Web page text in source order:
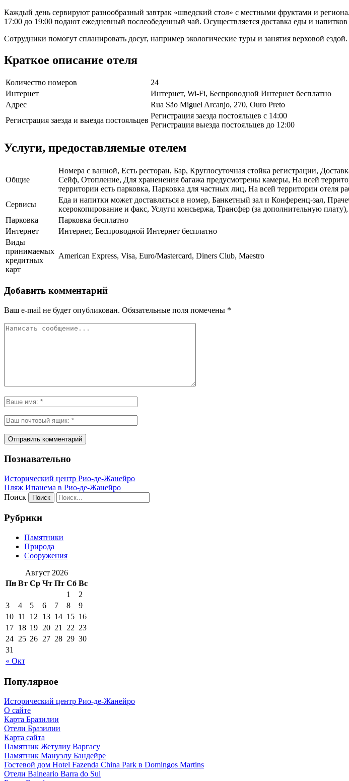
Каждый день сервируют разнообразный завтрак «шведский стол» с местными фруктами и
17:00 до 19:00 подают ежедневный послеобеденный чай. Осуществляется доставка еды и
Сотрудники помогут спланировать досуг, например экологические туры и занятия верховой
Краткое описание отеля
Количество номеров
24
Интернет
Интернет, Wi-Fi, Беспроводной Интернет бесплатно
Адрес
Rua São Miguel Arcanjo, 270, Ouro Preto
Регистрация заезда и выезда постояльцев
Регистрация заезда постояльцев с 14:00
Регистрация выезда постояльцев до 12:00
Услуги, предоставляемые отелем
Общие
Номера с ванной, Есть ресторан, Бар, Круглосуточная стойка регистрации,
Сейф, Отопление, Для храненения багажа предусмотрены камеры, На всей
территории есть парковка, Парковка для частных лиц, На всей территории отеля
Сервисы
Еда и напитки может доставляться в номер, Банкетный зал и Конференц-зал,
ксерокопирование и факс, Услуги консьержа, Трансфер (за дополнительную
Парковка
Парковка бесплатно
Интернет
Интернет, Беспроводной Интернет бесплатно
Виды
принимаемых
кредитных
карт
American Express, Visa, Euro/Mastercard, Diners Club, Maestro
Добавить комментарий
Ваш e-mail не будет опубликован. Обязательные поля помечены *
Познавательно
Исторический центр Рио-де-Жанейро
Пляж Ипанема в Рио-де-Жанейро
Поиск
Рубрики
Памятники
Природа
Сооружения
Август 2026
Пн Вт Ср Чт Пт Сб Вс
« Окт
1
2
3
4 5 6 7 8
9
10 11 12 13 14 15 16
17 18 19 20 21 22 23
24 25 26 27 28 29 30
31
Популярное
Исторический центр Рио-де-Жанейро
О сайте
Карта Бразилии
Отели Бразилии
Карта сайта
Памятник Жетулиу Варгасу
Памятник Мануэлу Бандейре
Гостевой дом Hotel Fazenda China Park в Domingos Martins
Отели Balneario Barra do Sul